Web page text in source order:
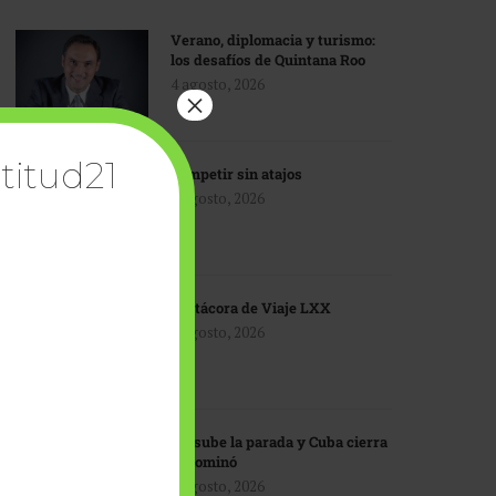
Verano, diplomacia y turismo:
los desafíos de Quintana Roo
4 agosto, 2026
Competir sin atajos
4 agosto, 2026
Bitácora de Viaje LXX
3 agosto, 2026
EU sube la parada y Cuba cierra
el dominó
3 agosto, 2026
×